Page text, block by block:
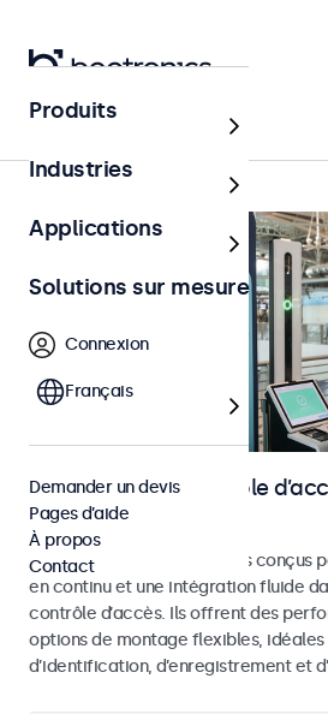
Contrôle d’accès
Écrans pour le contrôle
l’identification
Moniteurs et écrans tactiles conçus
en continu et une intégration fluide
contrôle d’accès. Ils offrent des
options de montage flexibles,
d’identification, d’enregistrement et
Produits
Industries
Applications
Solutions sur mesure
Connexion
Français
Demander un devis
Pages d’aide
À propos
Contact